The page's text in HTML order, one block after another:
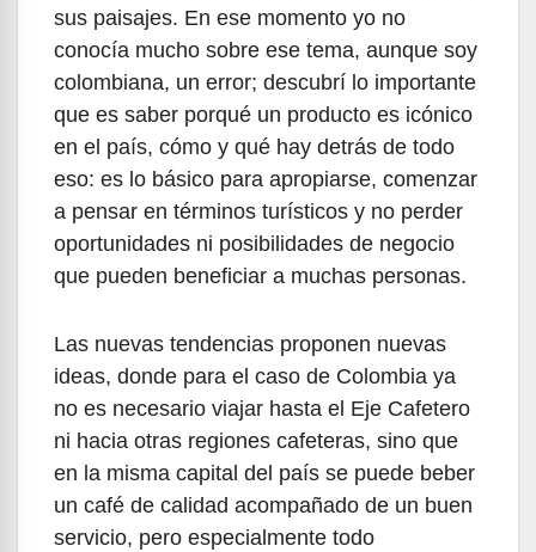
sus paisajes. En ese momento yo no
conocía mucho sobre ese tema, aunque soy
colombiana, un error; descubrí lo importante
que es saber porqué un producto es icónico
en el país, cómo y qué hay detrás de todo
eso: es lo básico para apropiarse, comenzar
a pensar en términos turísticos y no perder
oportunidades ni posibilidades de negocio
que pueden beneficiar a muchas personas.
Las nuevas tendencias proponen nuevas
ideas, donde para el caso de Colombia ya
no es necesario viajar hasta el Eje Cafetero
ni hacia otras regiones cafeteras, sino que
en la misma capital del país se puede beber
un café de calidad acompañado de un buen
servicio, pero especialmente todo